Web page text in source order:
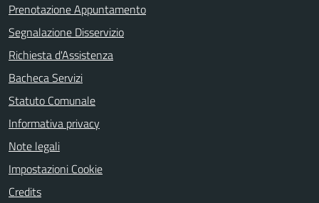
Prenotazione Appuntamento
Segnalazione Disservizio
Richiesta d'Assistenza
Bacheca Servizi
Statuto Comunale
Informativa privacy
Note legali
Impostazioni Cookie
Credits